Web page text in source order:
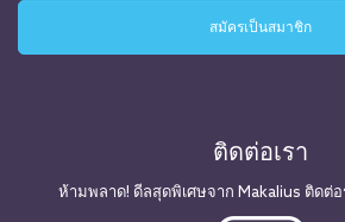
ติดต่อเรา
ห้ามพลาด! ดีลสุดพิเศษจาก Makalius ติดต่